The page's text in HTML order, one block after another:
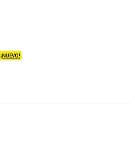
¡NUEVO!